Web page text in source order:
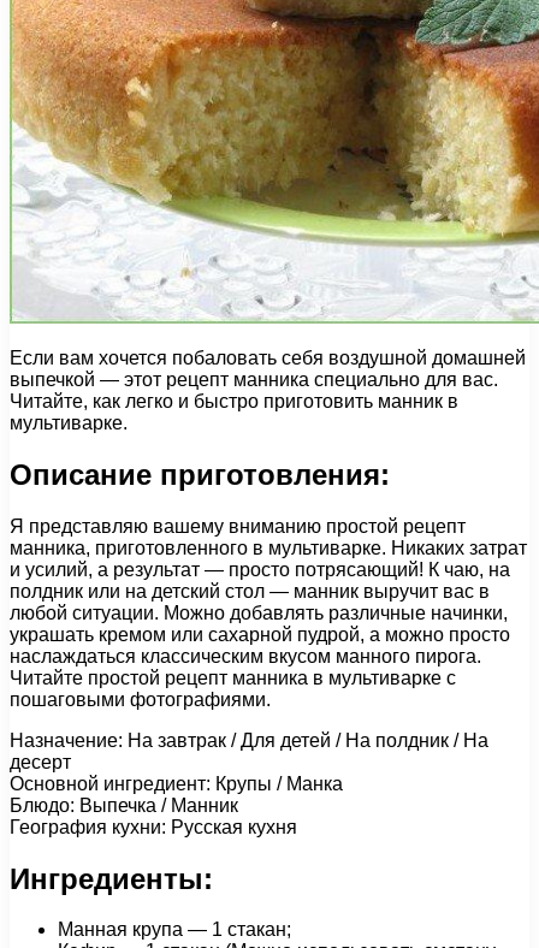
Если вам хочется побаловать себя воздушной домашней
выпечкой — этот рецепт манника специально для вас.
Читайте, как легко и быстро приготовить манник в
мультиварке.
Описание приготовления:
Я представляю вашему вниманию простой рецепт
манника, приготовленного в мультиварке. Никаких затрат
и усилий, а результат — просто потрясающий! К чаю, на
полдник или на детский стол — манник выручит вас в
любой ситуации. Можно добавлять различные начинки,
украшать кремом или сахарной пудрой, а можно просто
наслаждаться классическим вкусом манного пирога.
Читайте простой рецепт манника в мультиварке с
пошаговыми фотографиями.
Назначение: На завтрак / Для детей / На полдник / На
десерт
Основной ингредиент: Крупы / Манка
Блюдо: Выпечка / Манник
География кухни: Русская кухня
Ингредиенты:
Манная крупа — 1 стакан;